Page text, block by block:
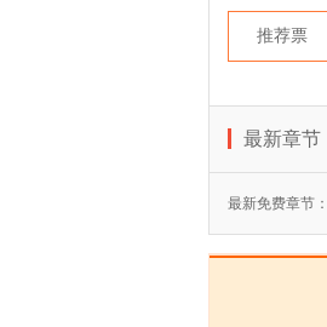
推荐票
最新章节
最新免费章节：